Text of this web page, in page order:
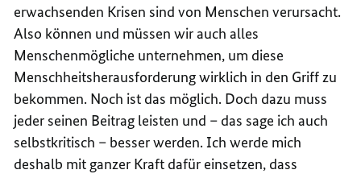
erwachsenden Krisen sind von Menschen verursacht.
Also können und müssen wir auch alles
Menschenmögliche unternehmen, um diese
Menschheitsherausforderung wirklich in den Griff zu
bekommen. Noch ist das möglich. Doch dazu muss
jeder seinen Beitrag leisten und – das sage ich auch
selbstkritisch – besser werden. Ich werde mich
deshalb mit ganzer Kraft dafür einsetzen, dass